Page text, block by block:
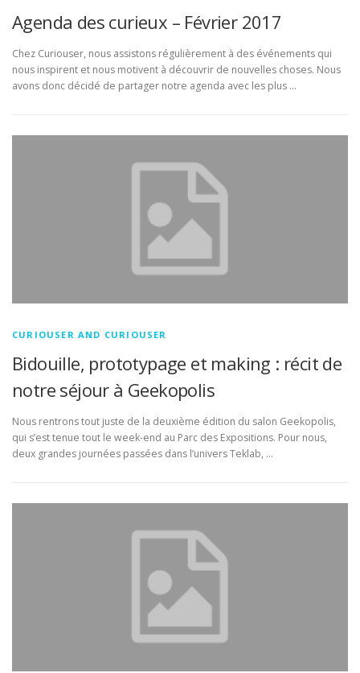
Agenda des curieux – Février 2017
Chez Curiouser, nous assistons régulièrement à des événements qui
nous inspirent et nous motivent à découvrir de nouvelles choses. Nous
avons donc décidé de partager notre agenda avec les plus …
CURIOUSER AND CURIOUSER
Bidouille, prototypage et making : récit de
notre séjour à Geekopolis
Nous rentrons tout juste de la deuxième édition du salon Geekopolis,
qui s’est tenue tout le week-end au Parc des Expositions. Pour nous,
deux grandes journées passées dans l’univers Teklab, …